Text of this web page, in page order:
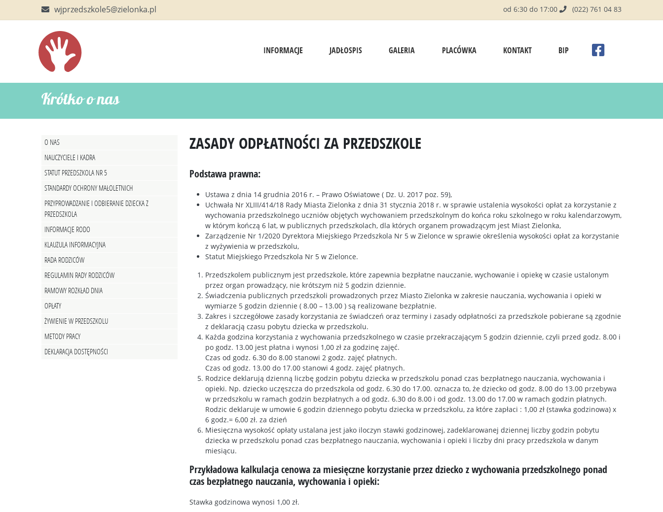
wjprzedszkole5@zielonka.pl od 6:30 do 17:00 (022) 761 04 83
INFORMACJE JADŁOSPIS GALERIA PLACÓWKA KONTAKT BIP
Krótko o nas
O NAS
NAUCZYCIELE I KADRA
STATUT PRZEDSZKOLA NR 5
STANDARDY OCHRONY MAŁOLETNICH
PRZYPROWADZANIE I ODBIERANIE DZIECKA Z
PRZEDSZKOLA
INFORMACJE RODO
KLAUZULA INFORMACYJNA
RADA RODZICÓW
REGULAMIN RADY RODZICÓW
RAMOWY ROZKŁAD DNIA
OPŁATY
ŻYWIENIE W PRZEDSZKOLU
METODY PRACY
DEKLARACJA DOSTĘPNOŚCI
ZASADY ODPŁATNOŚCI ZA PRZEDSZKOLE
Podstawa prawna:
Ustawa z dnia 14 grudnia 2016 r. – Prawo Oświatowe ( Dz. U. 2017 poz. 59),
Uchwała Nr XLIII/414/18 Rady Miasta Zielonka z dnia 31 stycznia 2018 r. w sprawie ustalenia wysokości opłat za korzystanie z
wychowania przedszkolnego uczniów objętych wychowaniem przedszkolnym do końca roku szkolnego w roku kalendarzowym,
w którym kończą 6 lat, w publicznych przedszkolach, dla których organem prowadzącym jest Miast Zielonka,
Zarządzenie Nr 1/2020 Dyrektora Miejskiego Przedszkola Nr 5 w Zielonce w sprawie określenia wysokości opłat za korzystanie
z wyżywienia w przedszkolu,
Statut Miejskiego Przedszkola Nr 5 w Zielonce.
Przedszkolem publicznym jest przedszkole, które zapewnia bezpłatne nauczanie, wychowanie i opiekę w czasie ustalonym
przez organ prowadzący, nie krótszym niż 5 godzin dziennie.
Świadczenia publicznych przedszkoli prowadzonych przez Miasto Zielonka w zakresie nauczania, wychowania i opieki w
wymiarze 5 godzin dziennie ( 8.00 – 13.00 ) są realizowane bezpłatnie.
Zakres i szczegółowe zasady korzystania ze świadczeń oraz terminy i zasady odpłatności za przedszkole pobierane są zgodnie
z deklaracją czasu pobytu dziecka w przedszkolu.
Każda godzina korzystania z wychowania przedszkolnego w czasie przekraczającym 5 godzin dziennie, czyli przed godz. 8.00 i
po godz. 13.00 jest płatna i wynosi 1,00 zł za godzinę zajęć.
Czas od godz. 6.30 do 8.00 stanowi 2 godz. zajęć płatnych.
Czas od godz. 13.00 do 17.00 stanowi 4 godz. zajęć płatnych.
Rodzice deklarują dzienną liczbę godzin pobytu dziecka w przedszkolu ponad czas bezpłatnego nauczania, wychowania i
opieki. Np. dziecko uczęszcza do przedszkola od godz. 6.30 do 17.00. oznacza to, że dziecko od godz. 8.00 do 13.00 przebywa
w przedszkolu w ramach godzin bezpłatnych a od godz. 6.30 do 8.00 i od godz. 13.00 do 17.00 w ramach godzin płatnych.
Rodzic deklaruje w umowie 6 godzin dziennego pobytu dziecka w przedszkolu, za które zapłaci : 1,00 zł (stawka godzinowa) x
6 godz.= 6,00 zł. za dzień
Miesięczna wysokość opłaty ustalana jest jako iloczyn stawki godzinowej, zadeklarowanej dziennej liczby godzin pobytu
dziecka w przedszkolu ponad czas bezpłatnego nauczania, wychowania i opieki i liczby dni pracy przedszkola w danym
miesiącu.
Przykładowa kalkulacja cenowa za miesięczne korzystanie przez dziecko z wychowania przedszkolnego ponad
czas bezpłatnego nauczania, wychowania i opieki:
Stawka godzinowa wynosi 1,00 zł.